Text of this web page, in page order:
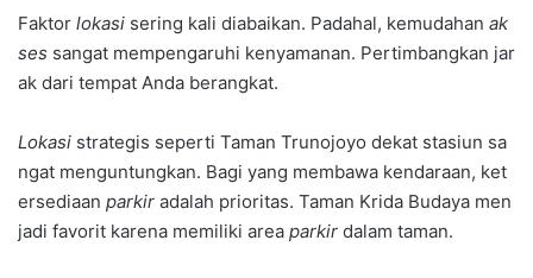
Faktor lokasi sering kali diabaikan. Padahal, kemudahan ak
ses sangat mempengaruhi kenyamanan. Pertimbangkan jar
ak dari tempat Anda berangkat.
Lokasi strategis seperti Taman Trunojoyo dekat stasiun sa
ngat menguntungkan. Bagi yang membawa kendaraan, ket
ersediaan parkir adalah prioritas. Taman Krida Budaya men
jadi favorit karena memiliki area parkir dalam taman.